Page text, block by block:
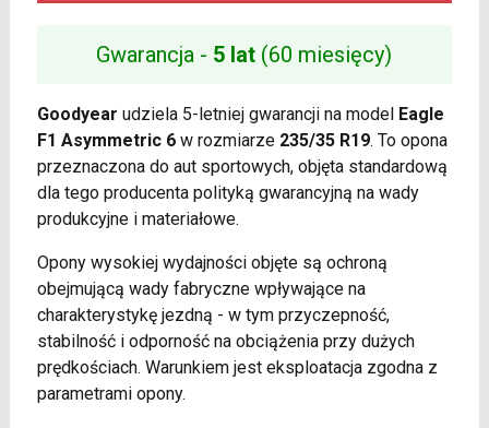
Gwarancja - 5 lat (60 miesięcy)
Goodyear udziela 5-letniej gwarancji na model Eagle
F1 Asymmetric 6w rozmiarze 235/35 R19. To opona
przeznaczona do aut sportowych, objęta standardową
dla tego producenta polityką gwarancyjną na wady
produkcyjne i materiałowe.
Opony wysokiej wydajności objęte są ochroną
obejmującą wady fabryczne wpływające na
charakterystykę jezdną - w tym przyczepność,
stabilność i odporność na obciążenia przy dużych
prędkościach. Warunkiem jest eksploatacja zgodna z
parametrami opony.